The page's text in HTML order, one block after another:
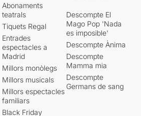
Abonaments
teatrals
Tiquets Regal
Entrades
espectacles a
Madrid
Millors monòlegs
Millors musicals
Millors espectacles
familiars
Black Friday
Descompte El
Mago Pop 'Nada
es imposible'
Descompte Ànima
Descompte
Mamma mia
Descompte
Germans de sang